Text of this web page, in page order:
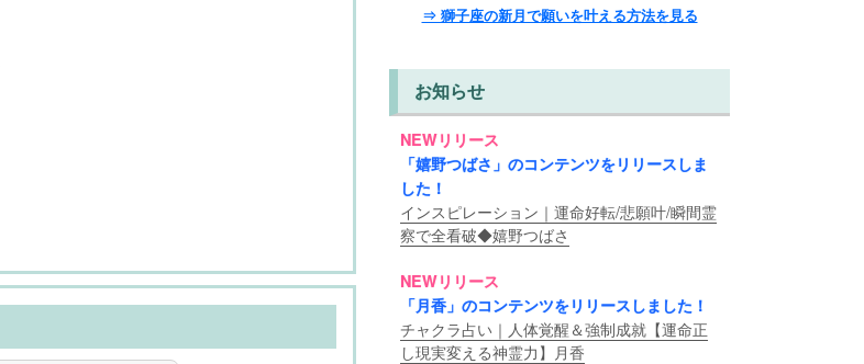
⇒ 獅子座の新月で願いを叶える方法を見る
お知らせ
NEWリリース
「嬉野つばさ」のコンテンツをリリースしま
した！
インスピレーション｜運命好転/悲願叶/瞬間霊
察で全看破◆嬉野つばさ
NEWリリース
「月香」のコンテンツをリリースしました！
チャクラ占い｜人体覚醒＆強制成就【運命正
し現実変える神霊力】月香